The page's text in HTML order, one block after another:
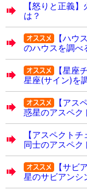
【怒りと正義
は？
【ハウ
のハウスを調べ
【星座
星座(サイン)を
【アス
惑星のアスペク
【アスペクト
同士のアスペク
【サビ
星のサビアンシ